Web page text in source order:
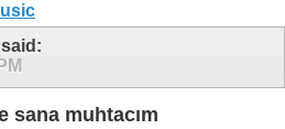
said:
sana muhtacım